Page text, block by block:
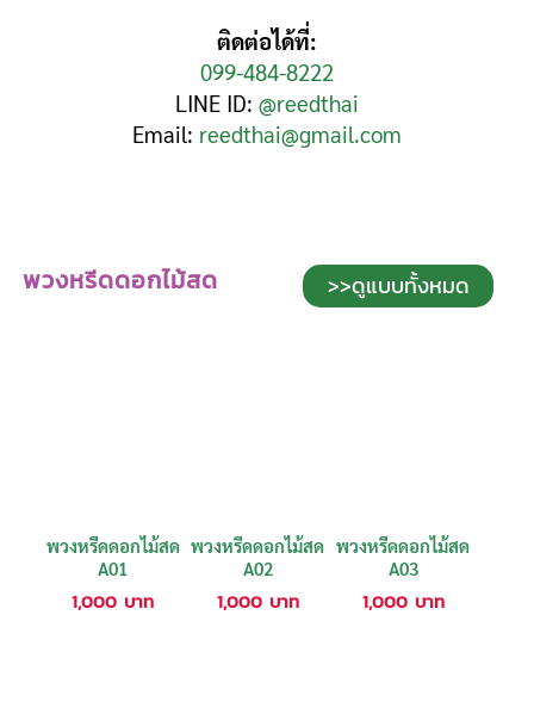
ติดต่อได้ที่:
099-484-8222
LINE ID: @reedthai
Email: reedthai@gmail.com
พวงหรีดดอกไม้สด >>ดูแบบทั้งหมด
พวงหรีดดอกไม้สด
A01
1,000 บาท
พวงหรีดดอกไม้สด
A02
1,000 บาท
พวงหรีดดอกไม้สด
A03
1,000 บาท